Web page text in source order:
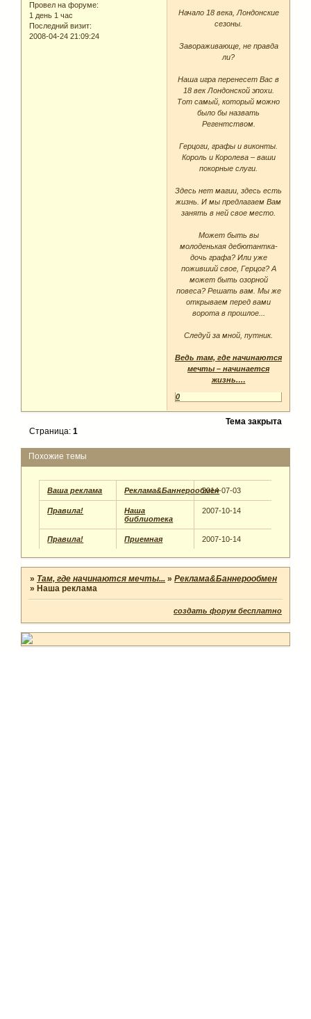
Провел на форуме:
1 день 1 час
Последний визит:
2008-04-24 21:09:24
Начало 18 века, Лондонские
сезоны.
Завораживающе, не правда
ли?
Наша игра перенесет Вас в
18 век Лондонской эпохи.
Тот самый, который можно
было бы назвать
Регентством.
Герцоги, графы и виконты.
Король и Королева – ваши
покорные слуги.
Здесь нет магии, здесь есть
жизнь. И мы предлагаем Вам
занять в ней свое место.
Может быть вы
молоденькая дебютантка-
дочь графа? Или уже
поживший свое, Герцог? А
может быть озорной
повеса? Решать вам. Мы же
открываем перед вами
ворота в прошлое...
Следуй за мной, путник.
Ведь там, где начинаются
мечты – начинается
жизнь.…
0
Тема закрыта
Страница:1
Похожие темы
Ваша реклама Реклама&Баннерообмен2014-07-03
Правила!
Наша
библиотека
2007-10-14
Правила! Приемная 2007-10-14
» Там, где начинаются мечты... »Реклама&Баннерообмен
» Наша реклама
создать форум бесплатно